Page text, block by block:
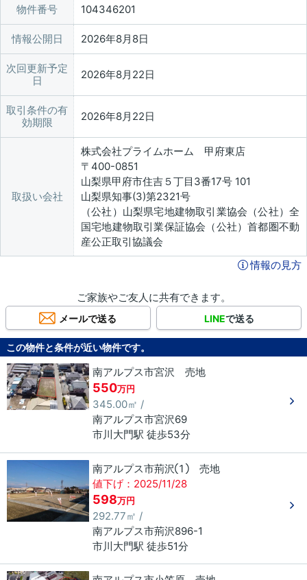
物件番号 104346201
情報公開日 2026年8月8日
次回更新予定
日
2026年8月22日
取引条件の有
効期限
2026年8月22日
取扱い会社
株式会社プライムホーム 甲府東店
〒400-0851
山梨県甲府市住吉５丁目3番17号 101
山梨県知事(3)第2321号
（公社）山梨県宅地建物取引業協会（公社）全
国宅地建物取引業保証協会（公社）首都圏不動
産公正取引協議会
情報の見方
ご家族やご友人に共有できます。
メールで送る LINEで送る
この物件と条件が近い物件です。
南アルプス市宮沢 売地
550万円
345.00㎡ /
南アルプス市宮沢69
市川大門駅 徒歩53分
南アルプス市荊沢① 売地
値下げ：2025/11/28
598万円
292.77㎡ /
南アルプス市荊沢896-1
市川大門駅 徒歩51分